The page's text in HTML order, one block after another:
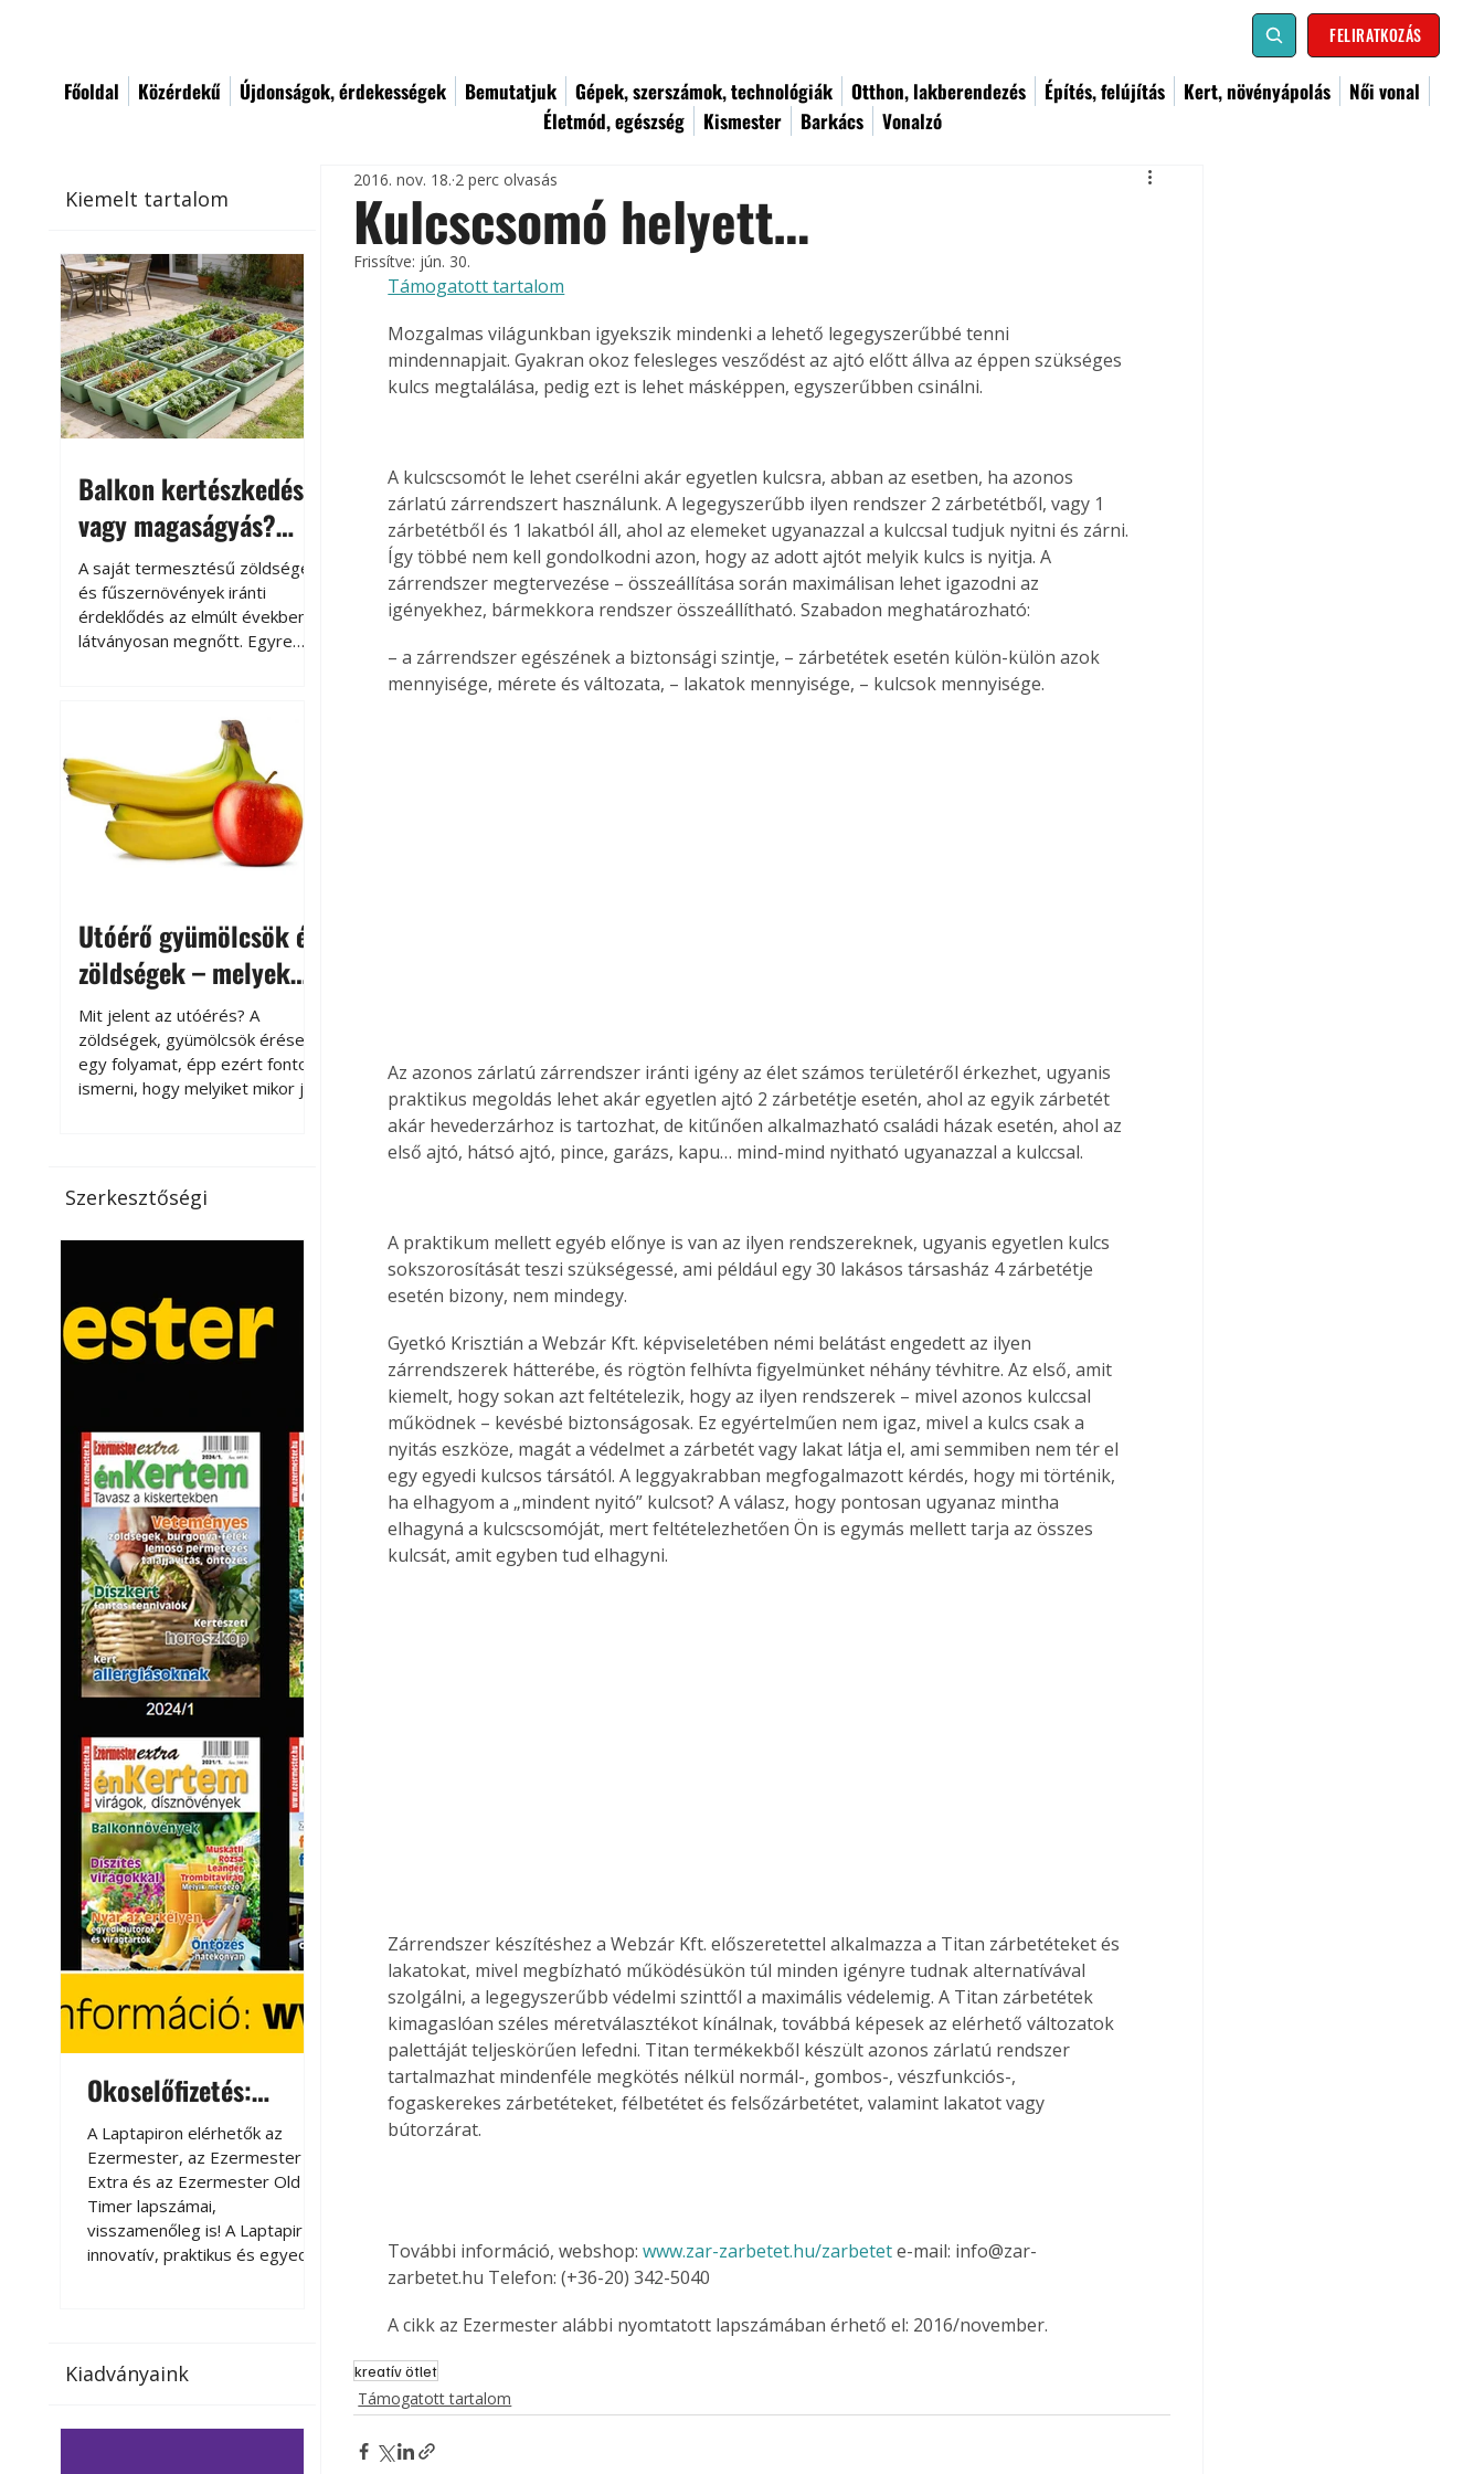
FELIRATKOZÁS
Főoldal Közérdekű Újdonságok, érdekességek Bemutatjuk Gépek, szerszámok, technológiák Otthon, lakberendezés Építés, felújítás Kert, növényápolás
Női vonal
Életmód, egészség
Kismester Barkács Vonalzó
Kiemelt tartalom
Balkon kertészkedés
vagy magaságyás?
Helytakarékos
kertészkedés
A saját termesztésű zöldségek
és fűszernövények iránti
érdeklődés az elmúlt években
látványosan megnőtt. Egyre
kertészkedés sokak számára
kikapcsolódást és feltöltődést
is jelent.
Utóérő gyümölcsök és
zöldségek – melyek
érnek tovább leszedés
után?
Mit jelent az utóérés? A
zöldségek, gyümölcsök érése
egy folyamat, épp ezért fontos
ismerni, hogy melyiket mikor jó
paradicsomot sokszor
gazdasági érettségben, azaz
Utóérik eközben, de nem lesz
olyan ízű, mint amit a saját
kertünkben, biológiai
tárolható h
Szerkesztőségi
Okoselőfizetés:
Ezermester Extra
A Laptapiron elérhetők az
Ezermester, az Ezermester
Extra és az Ezermester Old
Timer lapszámai,
visszamenőleg is! A Laptapir új,
innovatív, praktikus és egyedi
az otthonában, útközben vagy
elérhetők lapszámaink. Bárhol,
Okoselőfizetés
A Laptapiron elérhetők az
innovatív, praktikus és egyedi
megoldás a nyomtatott
számítógépen, okostelefonon
az otthonában, útközben vagy
nyaralás, pihenés alatt is
bármikor, akár külföldön élve
Együtt jobban megéri!
Bővebb információ itt!
Kiadványaink
Kulcscsomó helyett…
2016. nov. 18. 2 perc olvasás
Frissítve: jún. 30.
Támogatott tartalom
Mozgalmas világunkban igyekszik mindenki a lehető legegyszerűbbé tenni
mindennapjait. Gyakran okoz felesleges vesződést az ajtó előtt állva az éppen szükséges
kulcs megtalálása, pedig ezt is lehet másképpen, egyszerűbben csinálni.
A kulcscsomót le lehet cserélni akár egyetlen kulcsra, abban az esetben, ha azonos
zárlatú zárrendszert használunk. A legegyszerűbb ilyen rendszer 2 zárbetétből, vagy 1
zárbetétből és 1 lakatból áll, ahol az elemeket ugyanazzal a kulccsal tudjuk nyitni és zárni.
Így többé nem kell gondolkodni azon, hogy az adott ajtót melyik kulcs is nyitja. A
zárrendszer megtervezése – összeállítása során maximálisan lehet igazodni az
igényekhez, bármekkora rendszer összeállítható. Szabadon meghatározható:
– a zárrendszer egészének a biztonsági szintje, – zárbetétek esetén külön-külön azok
mennyisége, mérete és változata, – lakatok mennyisége, – kulcsok mennyisége.
Az azonos zárlatú zárrendszer iránti igény az élet számos területéről érkezhet, ugyanis
praktikus megoldás lehet akár egyetlen ajtó 2 zárbetétje esetén, ahol az egyik zárbetét
akár hevederzárhoz is tartozhat, de kitűnően alkalmazható családi házak esetén, ahol az
első ajtó, hátsó ajtó, pince, garázs, kapu… mind-mind nyitható ugyanazzal a kulccsal.
A praktikum mellett egyéb előnye is van az ilyen rendszereknek, ugyanis egyetlen kulcs
sokszorosítását teszi szükségessé, ami például egy 30 lakásos társasház 4 zárbetétje
esetén bizony, nem mindegy.
Gyetkó Krisztián a Webzár Kft. képviseletében némi belátást engedett az ilyen
zárrendszerek hátterébe, és rögtön felhívta figyelmünket néhány tévhitre. Az első, amit
kiemelt, hogy sokan azt feltételezik, hogy az ilyen rendszerek – mivel azonos kulccsal
működnek – kevésbé biztonságosak. Ez egyértelműen nem igaz, mivel a kulcs csak a
nyitás eszköze, magát a védelmet a zárbetét vagy lakat látja el, ami semmiben nem tér el
egy egyedi kulcsos társától. A leggyakrabban megfogalmazott kérdés, hogy mi történik,
ha elhagyom a „mindent nyitó” kulcsot? A válasz, hogy pontosan ugyanaz mintha
elhagyná a kulcscsomóját, mert feltételezhetően Ön is egymás mellett tarja az összes
kulcsát, amit egyben tud elhagyni.
Zárrendszer készítéshez a Webzár Kft. előszeretettel alkalmazza a Titan zárbetéteket és
lakatokat, mivel megbízható működésükön túl minden igényre tudnak alternatívával
szolgálni, a legegyszerűbb védelmi szinttől a maximális védelemig. A Titan zárbetétek
kimagaslóan széles méretválasztékot kínálnak, továbbá képesek az elérhető változatok
palettáját teljeskörűen lefedni. Titan termékekből készült azonos zárlatú rendszer
tartalmazhat mindenféle megkötés nélkül normál-, gombos-, vészfunkciós-,
fogaskerekes zárbetéteket, félbetétet és felsőzárbetétet, valamint lakatot vagy
bútorzárat.
További információ, webshop: www.zar-zarbetet.hu/zarbetet e-mail: info@zar-
zarbetet.hu Telefon: (+36-20) 342-5040
A cikk az Ezermester alábbi nyomtatott lapszámában érhető el: 2016/november.
kreatív ötlet
Támogatott tartalom